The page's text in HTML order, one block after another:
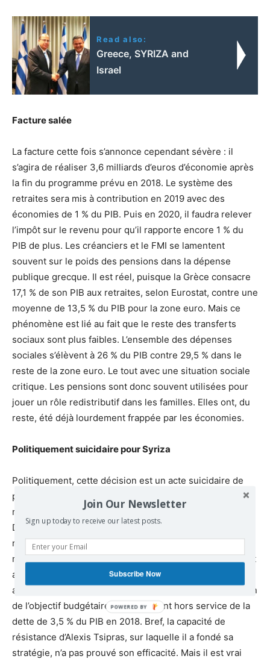
Read also:
Greece, SYRIZA and
Israel
Facture salée
La facture cette fois s’annonce cependant sévère : il
s’agira de réaliser 3,6 milliards d’euros d’économie après
la fin du programme prévu en 2018. Le système des
retraites sera mis à contribution en 2019 avec des
économies de 1 % du PIB. Puis en 2020, il faudra relever
l’impôt sur le revenu pour qu’il rapporte encore 1 % du
PIB de plus. Les créanciers et le FMI se lamentent
souvent sur le poids des pensions dans la dépense
publique grecque. Il est réel, puisque la Grèce consacre
17,1 % de son PIB aux retraites, selon Eurostat, contre une
moyenne de 13,5 % du PIB pour la zone euro. Mais ce
phénomène est lié au fait que le reste des transferts
sociaux sont plus faibles. L’ensemble des dépenses
sociales s’élèvent à 26 % du PIB contre 29,5 % dans le
reste de la zone euro. Le tout avec une situation sociale
critique. Les pensions sont donc souvent utilisées pour
jouer un rôle redistributif dans les familles. Elles ont, du
reste, été déjà lourdement frappée par les économies.
Politiquement suicidaire pour Syriza
Politiquement, cette décision est un acte suicidaire de
plus pour Syriza qui accuse déjà dans les sondages un
retard de 19 points sur le parti conservateur Nouvelle
Démocratie. Le montant des retraites était une « ligne
rouge » du parti qu’il avait, bon gré mal gré, tenté de
maintenir dans son projet de réformes de 2016. Ce projet
avait, du reste, eu également un coût : celui d’une baisse
automatique des dépenses publiques en cas de déviation
de l’objectif budgétaire d’un excédent hors service de la
dette de 3,5 % du PIB en 2018. Bref, la capacité de
résistance d’Alexis Tsipras, sur laquelle il a fondé sa
stratégie, n’a pas prouvé son efficacité. Mais il est vrai
Join Our Newsletter
Sign up today to receive our latest posts.
Subscribe Now